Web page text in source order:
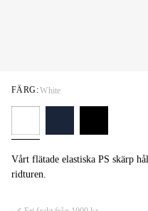
Vårt flätade elastiska PS skärp
ridturen.
FÄRG:White